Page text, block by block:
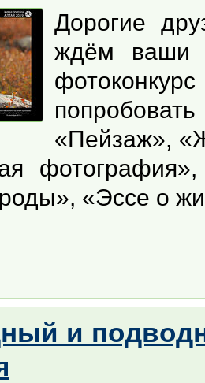
Дорогие
ждём ваши
«Пейзаж»,
«Эссе о
и